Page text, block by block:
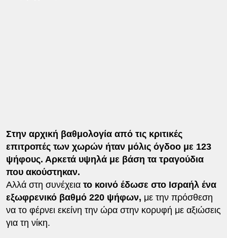
Στην αρχική βαθμολογία από τις κριτικές
επιτροπές των χωρών ήταν μόλις όγδοο με 123
ψήφους. Αρκετά υψηλά με βάση τα τραγούδια
που ακούστηκαν.
Αλλά στη συνέχεια το κοινό έδωσε στο Ισραήλ ένα
εξωφρενικό βαθμό 220 ψήφων, με την πρόσθεση
να το φέρνει εκείνη την ώρα στην κορυφή με αξιώσεις
για τη νίκη.